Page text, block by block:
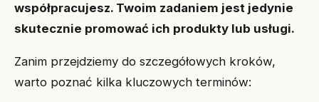
współpracujesz. Twoim zadaniem jest jedynie
skutecznie promować ich produkty lub usługi.
Zanim przejdziemy do szczegółowych kroków,
warto poznać kilka kluczowych terminów: